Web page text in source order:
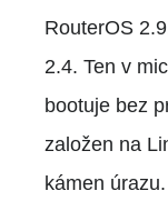
RouterOS
2.4. Ten v
bootuje bez
založen na
kámen